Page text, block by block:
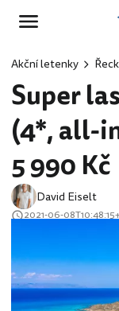
Akční letenky
Super
(4*, all-
5 990 Kč
David Eiselt
2021-06-